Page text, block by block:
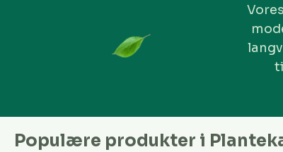
Populære produkter i